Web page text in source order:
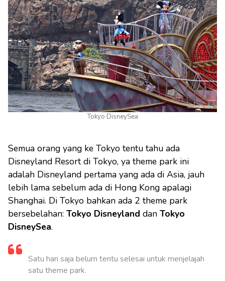
Tokyo DisneySea
Semua orang yang ke Tokyo tentu tahu ada
Disneyland Resort di Tokyo, ya theme park ini
adalah Disneyland pertama yang ada di Asia, jauh
lebih lama sebelum ada di Hong Kong apalagi
Shanghai. Di Tokyo bahkan ada 2 theme park
bersebelahan: Tokyo Disneyland dan Tokyo
DisneySea.
Satu hari saja belum tentu selesai untuk menjelajah
satu theme park.